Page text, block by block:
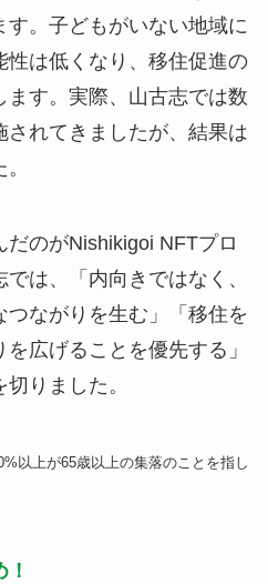
。子どもがいない地域に
性は低くなり、移住促進の
す。実際、山古志では数
されてきましたが、結果は
のがNishikigoi NFTプロ
は、「内向きではなく、
ながりを生む」「移住を
広げることを優先する」
りました。
以上が65歳以上の集落のことを指し